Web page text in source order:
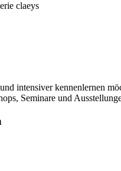
claeys
intensiver kennenlernen
Seminare und